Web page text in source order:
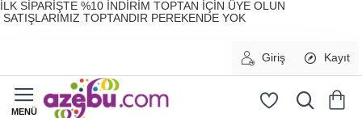
İLK SİPARİŞTE %10 İNDİRİM TOPTAN İÇİN ÜYE OLUN
SATIŞLARIMIZ TOPTANDIR PEREKENDE YOK
Giriş Kayıt